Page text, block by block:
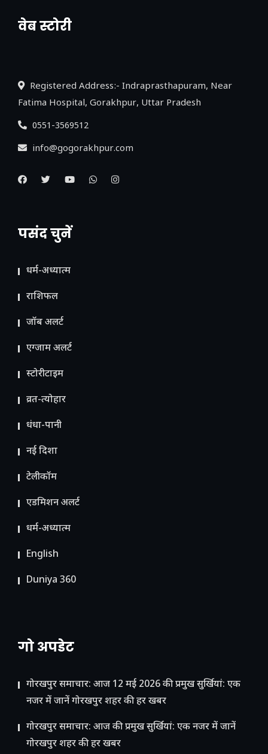
वेब स्टोरी
नया एक्सप्रेसवे: पूर्वांचल का लक, डेवलपमेंट का
Registered Address:- Indraprasthapuram, Near
Fatima Hospital, Gorakhpur, Uttar Pradesh
0551-3569512
info@gogorakhpur.com
पसंद चुनें
धर्म-अध्यात्म
राशिफल
जॉब अलर्ट
एग्जाम अलर्ट
स्टोरीटाइम
व्रत-त्योहार
धंधा-पानी
नई दिशा
टेलीकॉम
ए​डमिशन अलर्ट
धर्म-अध्यात्म
English
Duniya 360
गो अपडेट
गोरखपुर समाचार: आज 12 मई 2026 की प्रमुख सुर्खियां: एक
नजर में जानें गोरखपुर शहर की हर खबर
गोरखपुर समाचार: आज की प्रमुख सुर्खियां: एक नजर में जानें
गोरखपुर शहर की हर खबर